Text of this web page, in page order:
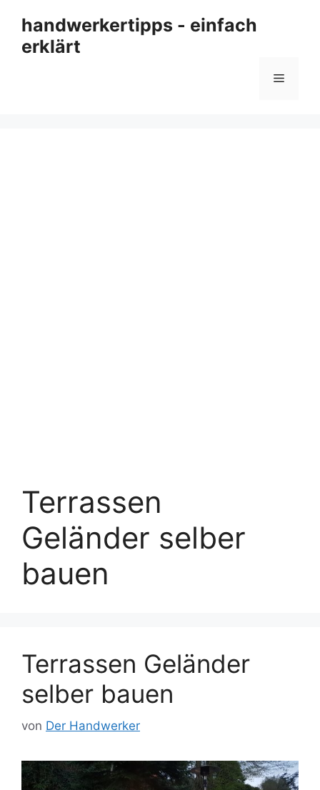
Inhalt
springen
handwerkertipps - einfach
erklärt
Menü
Terrassen
Geländer selber
bauen
Terrassen Geländer
selber bauen
von Der Handwerker